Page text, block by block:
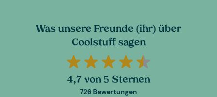
Was unsere Freunde (ihr) über
Coolstuff sagen
4,7 von 5 Sternen
726 Bewertungen